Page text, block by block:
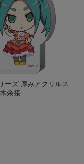
ーズ 厚みアクリルス
余接